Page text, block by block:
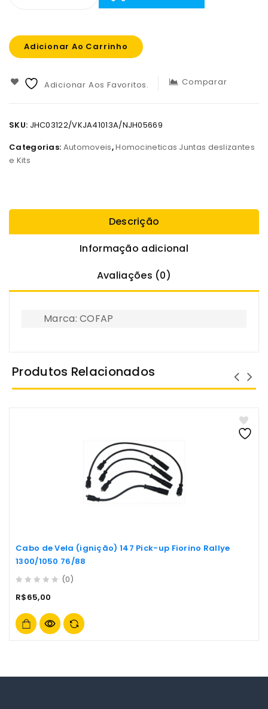
Adicionar Ao Carrinho
Adicionar Aos Favoritos. Comparar
SKU: JHC03122/VKJA41013A/NJH05669
Categorias: Automoveis,Homocineticas Juntas deslizantes
e Kits
Descrição
Informação adicional
Avaliações (0)
Marca: COFAP
Produtos Relacionados
Cabo de Vela (ignição) 147 Pick-up Fiorino Rallye
1300/1050 76/88
out
5
(0)
R$65,00